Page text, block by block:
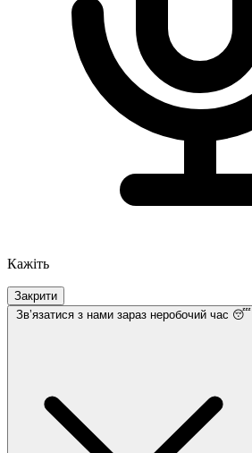
Кажіть
Закрити
Звʼязатися з нами зараз неробочий час 😴